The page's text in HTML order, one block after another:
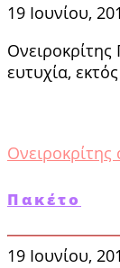
19 Ιουνίου,
Ονειροκρίτης
ευτυχία,
Πακέτο
19 Ιουνίου,